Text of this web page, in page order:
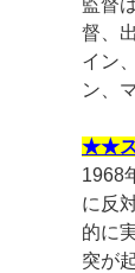
督、
イン
ン、
★★
1968
に反
的に
突が